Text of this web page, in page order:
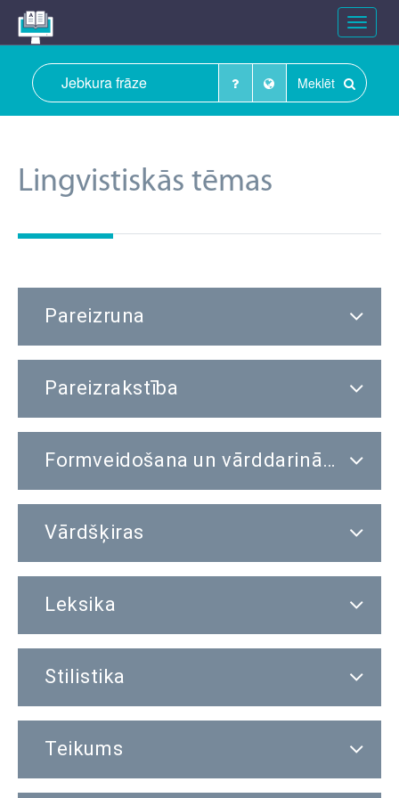
Toggle
Meklēt
Lingvistiskās tēmas
Pareizruna
Pareizrakstība
Formveidošana un vārddarināšana
Vārdšķiras
Leksika
Stilistika
Teikums